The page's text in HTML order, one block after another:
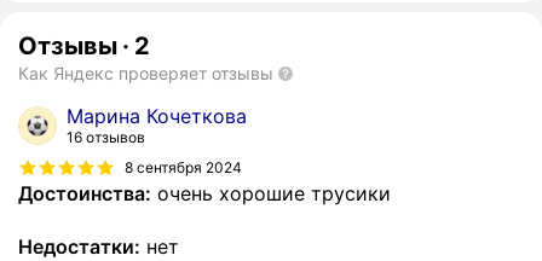
Отзывы · 2
Как Яндекс проверяет отзывы
Марина Кочеткова
16 отзывов
8 сентября 2024
Достоинства: очень хорошие трусики
Недостатки: нет